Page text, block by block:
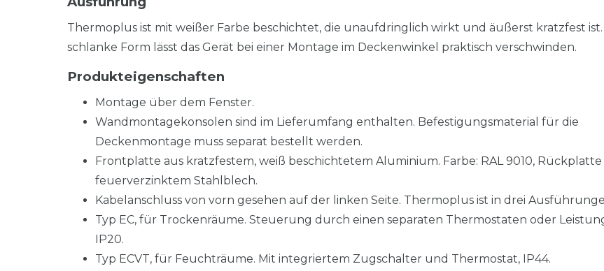
Thermoplus ist mit weißer Farbe beschichtet, die unaufdringlich wirkt und äußerst kratzfest ist.
schlanke Form lässt das Gerät bei einer Montage im Deckenwinkel praktisch verschwinden.
Produkteigenschaften
Montage über dem Fenster.
Wandmontagekonsolen sind im Lieferumfang enthalten. Befestigungsmaterial für die
Deckenmontage muss separat bestellt werden.
Frontplatte aus kratzfestem, weiß beschichtetem Aluminium. Farbe: RAL 9010, Rückplatte
feuerverzinktem Stahlblech.
Kabelanschluss von vorn gesehen auf der linken Seite. Thermoplus ist in drei
Typ EC, für Trockenräume. Steuerung durch einen separaten Thermostaten oder
IP20.
Typ ECVT, für Feuchträume. Mit integriertem Zugschalter und Thermostat, IP44.